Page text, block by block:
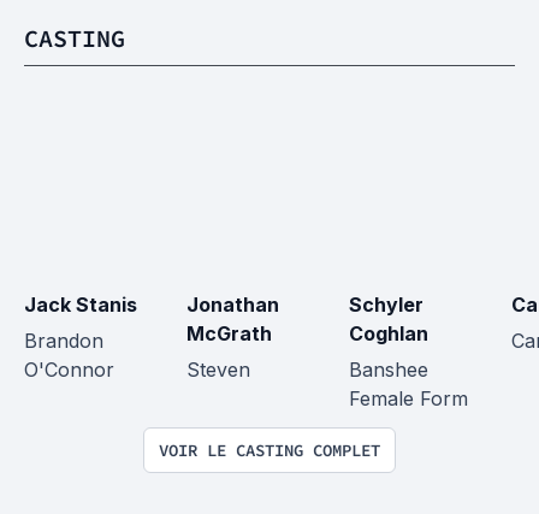
CASTING
Jack Stanis
Brandon
O'Connor
Jonathan
McGrath
Steven
Schyler
Coghlan
Banshee
Female Form
VOIR LE CASTING COMPLET